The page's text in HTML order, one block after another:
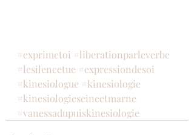
#exprimetoi #liberationparleverbe
#lesilencetue #expressiondesoi
#kinesiologue #kinesiologie
#kinesiologieseineetmarne
#vanessadupuiskinesiologie